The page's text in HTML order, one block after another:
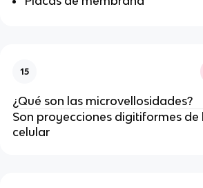
15
¿Qué son las microvellosidades?
Son proyecciones digitiformes de
celular